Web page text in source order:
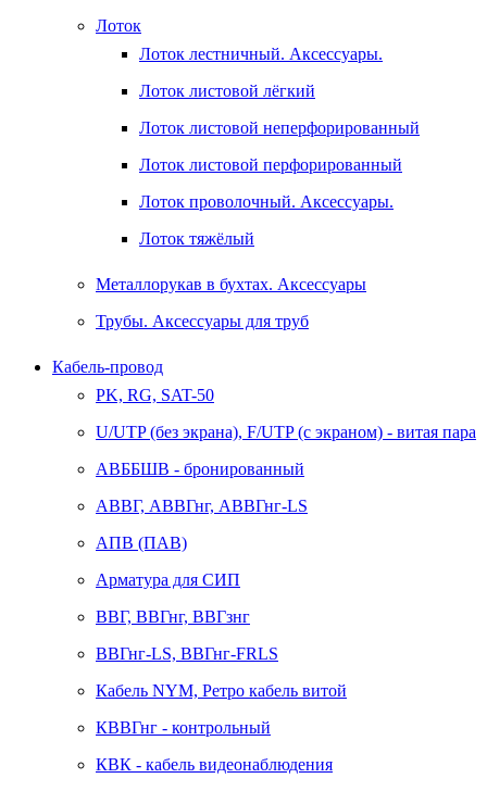
Лоток
Лоток лестничный. Аксессуары.
Лоток листовой лёгкий
Лоток листовой неперфорированный
Лоток листовой перфорированный
Лоток проволочный. Аксессуары.
Лоток тяжёлый
Металлорукав в бухтах. Аксессуары
Трубы. Аксессуары для труб
Кабель-провод
PK, RG, SAT-50
U/UTP (без экрана), F/UTP (с экраном) - витая пара
АВББШВ - бронированный
АВВГ, АВВГнг, АВВГнг-LS
АПВ (ПАВ)
Арматура для СИП
ВВГ, ВВГнг, ВВГзнг
ВВГнг-LS, ВВГнг-FRLS
Кабель NYM, Ретро кабель витой
КВВГнг - контрольный
КВК - кабель видеонаблюдения